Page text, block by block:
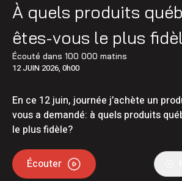
À quels produits
êtes-vous le plus
Écouté dans 100 000 matins
12 JUIN 2026, 0h00
En ce 12 juin, journée j’achète un
vous a demandé: à quels produits
le plus fidèle?
Écouter